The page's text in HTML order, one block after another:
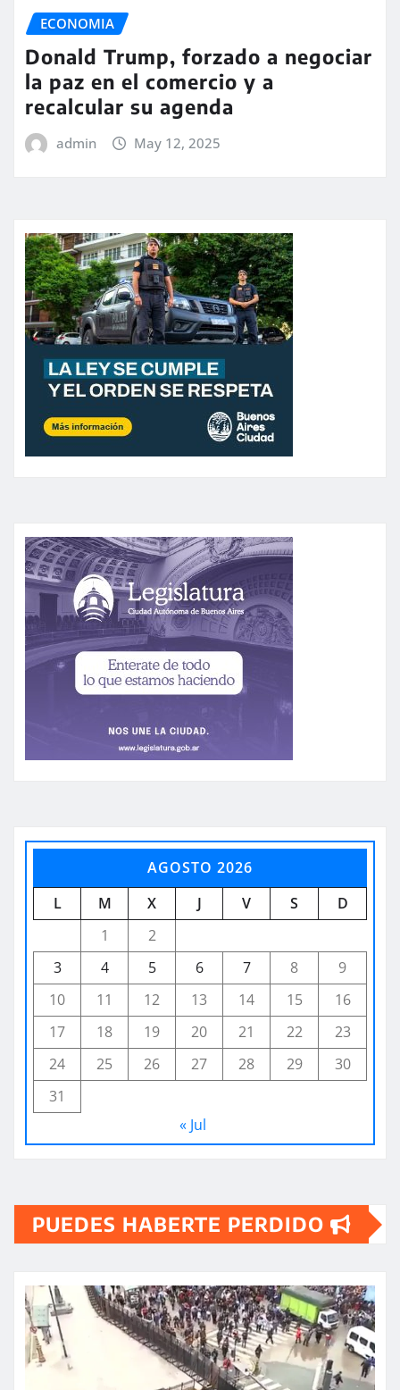
ECONOMIA
Donald Trump, forzado a negociar
la paz en el comercio y a
recalcular su agenda
admin May 12, 2025
AGOSTO 2026
L
M X J V S
D
1
2
3
4 5 6 7 8
9
10
11 12 13 14 15
16
17
18 19 20 21 22
23
24
25 26 27 28 29
30
31
« Jul
PUEDES HABERTE PERDIDO